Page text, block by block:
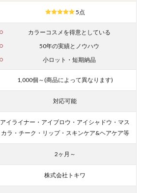
5点
カラーコスメを得意としている
50年の実績とノウハウ
小ロット・短期納品
1,000個～(商品によって異なります)
対応可能
アイライナー・アイブロウ・アイシャドウ・マス
カラ・チーク・リップ・スキンケア&ヘアケア等
2ヶ月～
株式会社トキワ